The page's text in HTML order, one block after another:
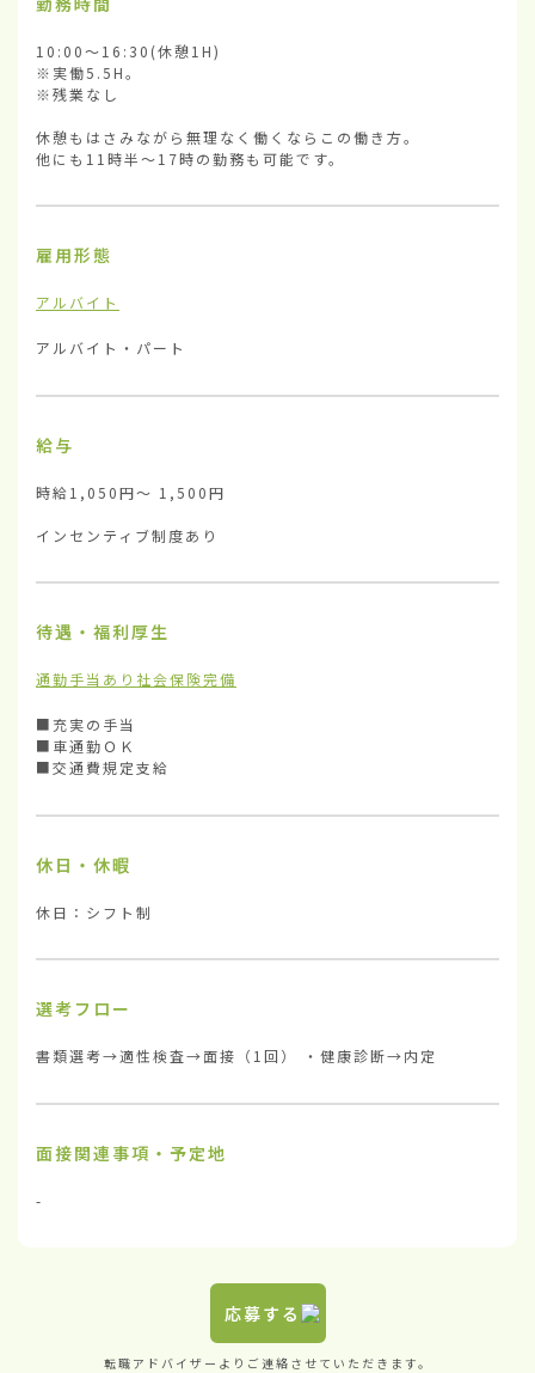
10:00〜16:30(休憩1H)
※実働5.5H。
※残業なし
休憩もはさみながら無理なく働くならこの働き方。
他にも11時半〜17時の勤務も可能です。
雇用形態
アルバイト
アルバイト・パート
給与
時給1,050円〜 1,500円
インセンティブ制度あり
待遇・福利厚生
通勤手当あり 社会保険完備
■充実の手当
■車通勤ＯＫ
■交通費規定支給
休日・休暇
休日：シフト制
選考フロー
書類選考→適性検査→面接（1回） ・健康診断→内定
面接関連事項・予定地
-
応募する
転職アドバイザーよりご連絡させていただきます。